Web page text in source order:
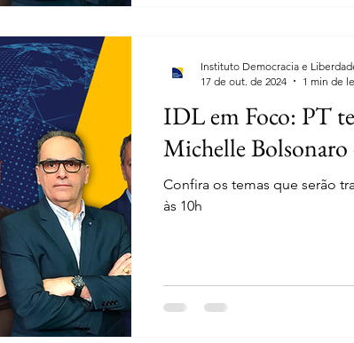
IDL em Foco: PT
Michelle Bolsonaro
Confira os temas que serão
às 10h
Instituto Democracia e
17 de out. de 2024
1 min de